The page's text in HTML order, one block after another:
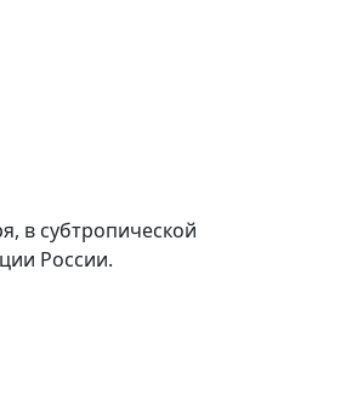
в субтропической
России.